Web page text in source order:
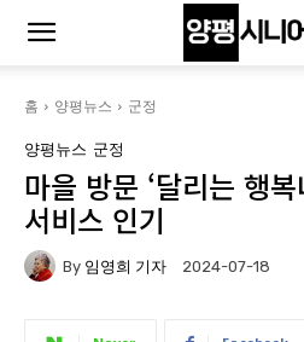
홈 양평뉴스 군정
양평뉴스 군정
마을 방문 ‘달리는 행
서비스 인기
By 임영희 기자 2024-07-18